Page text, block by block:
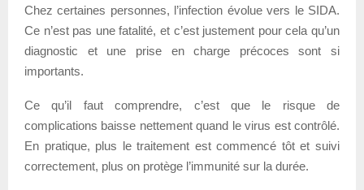
Chez certaines personnes, l’infection évolue vers le SIDA.
Ce n’est pas une fatalité, et c’est justement pour cela qu’un
diagnostic et une prise en charge précoces sont si
importants.
Ce qu’il faut comprendre, c’est que le risque de
complications baisse nettement quand le virus est contrôlé.
En pratique, plus le traitement est commencé tôt et suivi
correctement, plus on protège l’immunité sur la durée.